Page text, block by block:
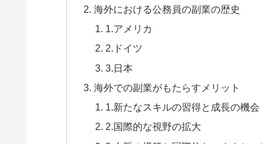
海外における公務員の副業の歴史
1.アメリカ
2.ドイツ
3.日本
海外での副業がもたらすメリット
1.新たなスキルの習得と成長の機会
2.国際的な視野の拡大